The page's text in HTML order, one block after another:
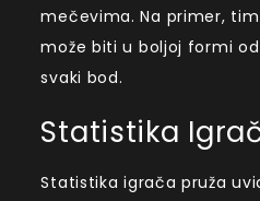
mečevima. Na primer,
može biti u boljoj formi
svaki bod.
Statistika
Statistika igrača pruža